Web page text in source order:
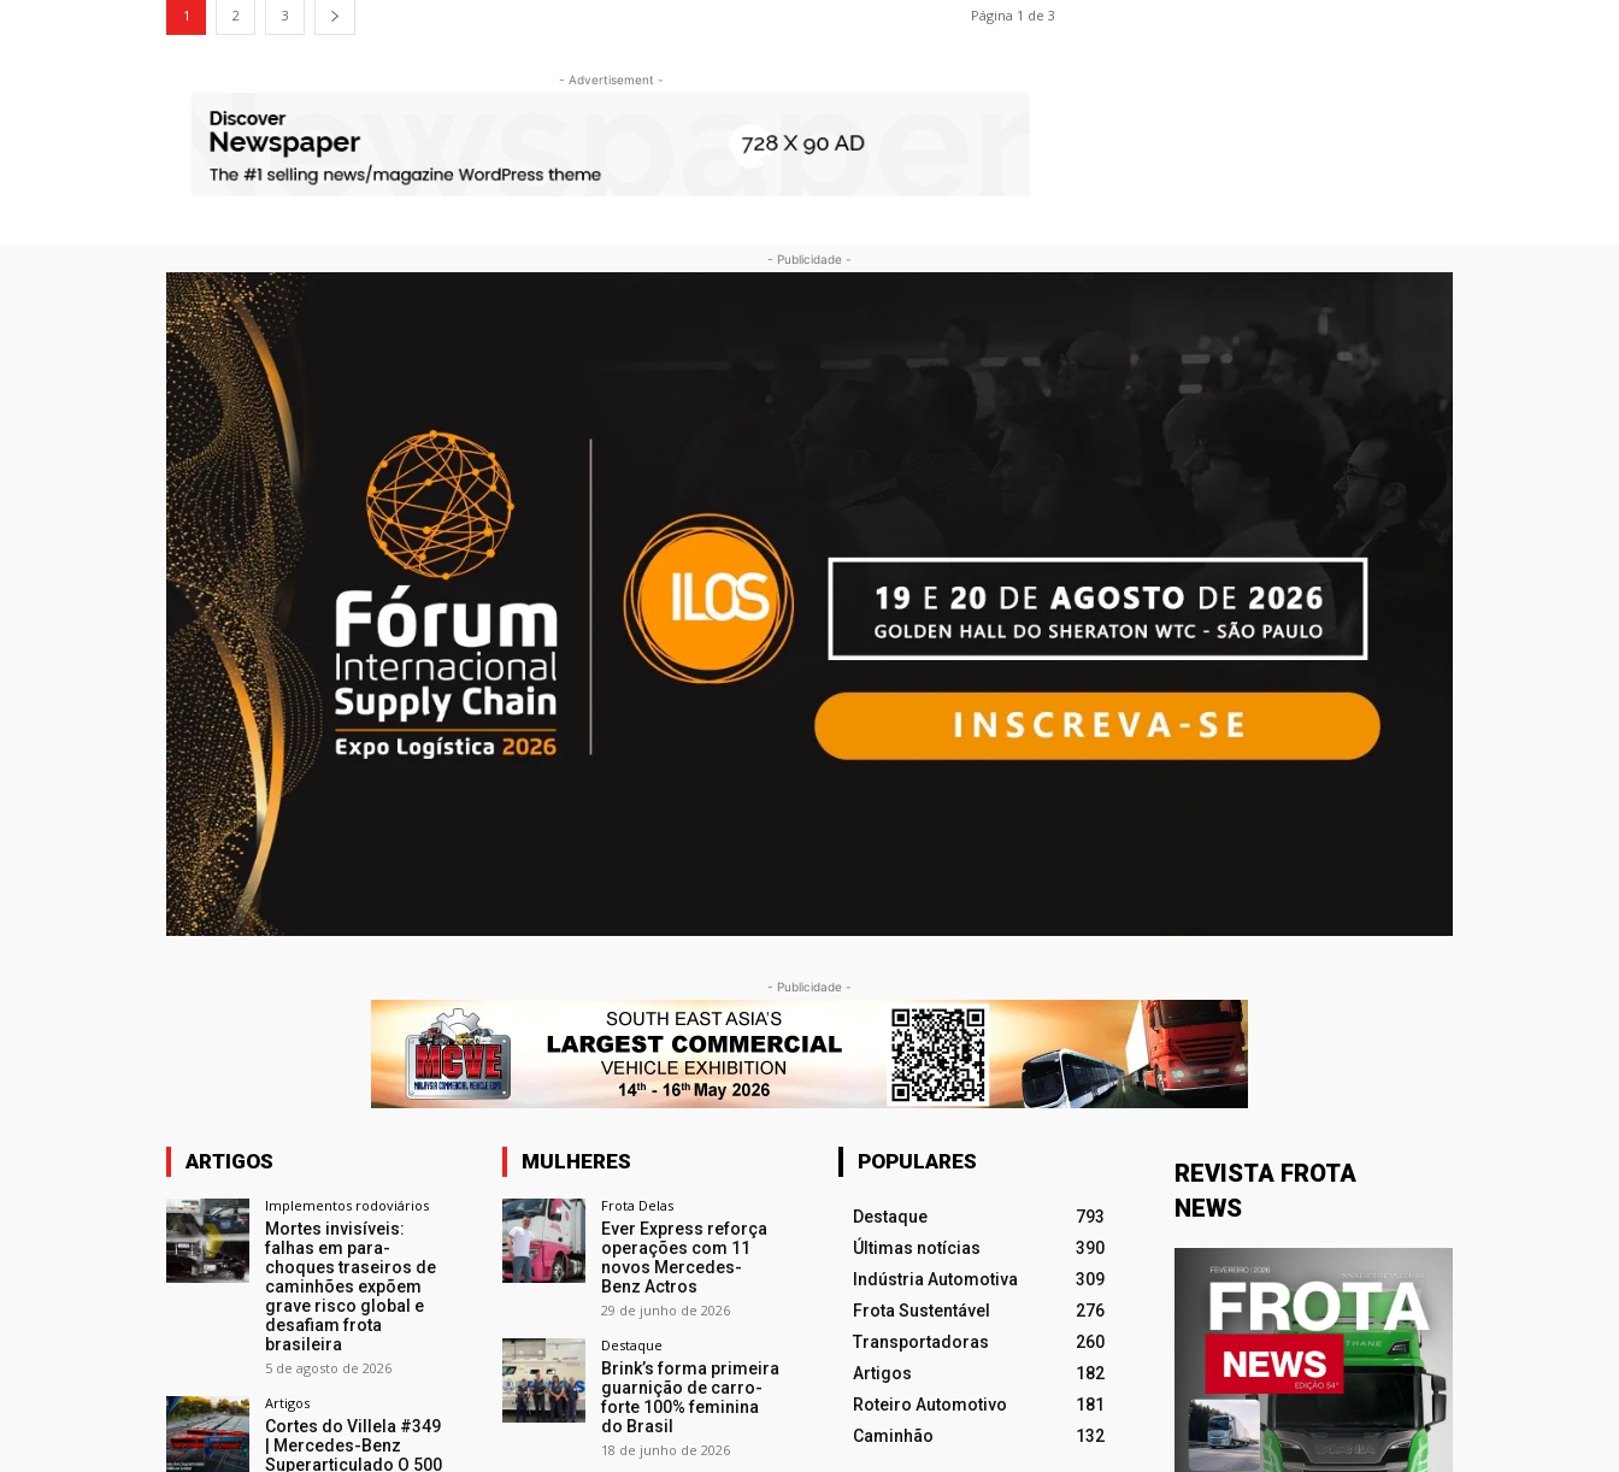
1 2 3 Página 1 de 3
- Advertisement -
- Publicidade -
- Publicidade -
ARTIGOS
Implementos rodoviários
Mortes invisíveis:
falhas em para-
choques traseiros de
caminhões expõem
grave risco global e
desafiam frota
brasileira
5 de agosto de 2026
Artigos
Cortes do Villela #349
| Mercedes-Benz
Superarticulado O 500
MULHERES
Frota Delas
Ever Express reforça
operações com 11
novos Mercedes-
Benz Actros
29 de junho de 2026
Destaque
Brink’s forma primeira
guarnição de carro-
forte 100% feminina
do Brasil
18 de junho de 2026
POPULARES
Destaque
793
Últimas notícias
390
Indústria Automotiva
309
Frota Sustentável
276
Transportadoras
260
Artigos
182
Roteiro Automotivo
181
Caminhão
132
REVISTA FROTA
NEWS